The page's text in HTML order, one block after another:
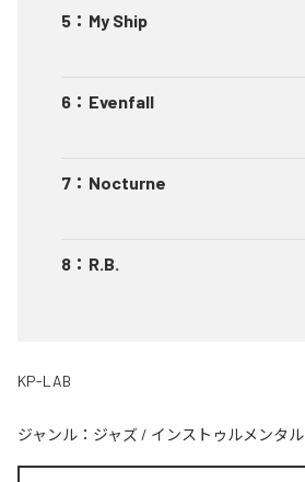
5 ： My Ship
6 ： Evenfall
7 ： Nocturne
8 ： R.B.
KP-LAB
ジャンル： ジャズ / インストゥルメンタル